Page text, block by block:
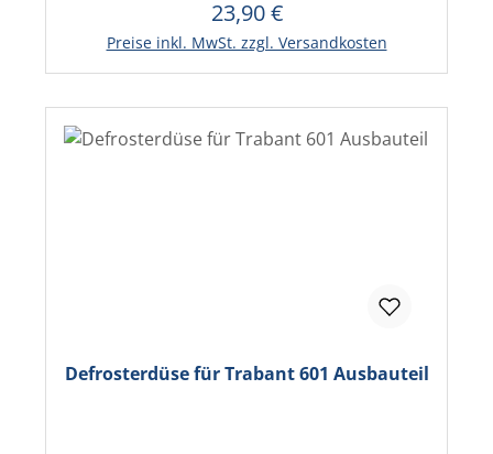
Regulärer Preis:
23,90 €
Preise inkl. MwSt. zzgl. Versandkosten
In den Warenkorb
Defrosterdüse für Trabant 601 Ausbauteil